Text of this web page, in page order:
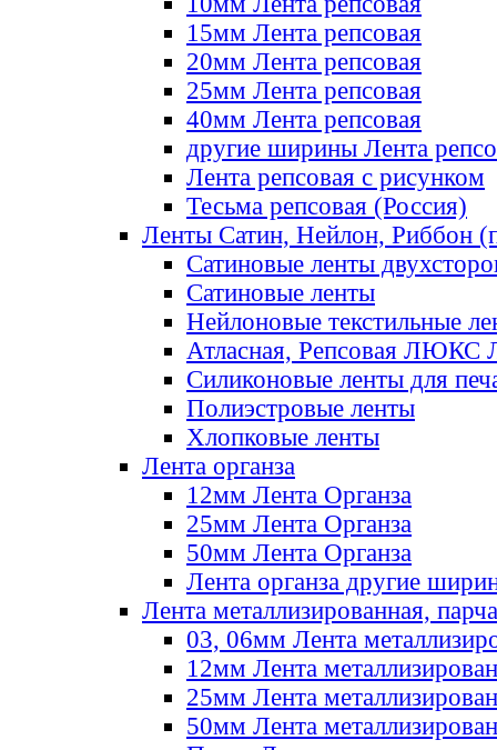
15мм Лента репсовая
20мм Лента репсовая
25мм Лента репсовая
40мм Лента репсовая
другие ширины Лента
Лента репсовая с рисунком
Тесьма репсовая (Россия)
Ленты Сатин, Нейлон, Риббон
Сатиновые ленты
Сатиновые ленты
Нейлоновые текстильные
Атласная, Репсовая ЛЮКС
Силиконовые ленты для
Полиэстровые ленты
Хлопковые ленты
Лента органза
12мм Лента Органза
25мм Лента Органза
50мм Лента Органза
Лента органза другие
Лента металлизированная, парча
03, 06мм Лента
12мм Лента
25мм Лента
50мм Лента